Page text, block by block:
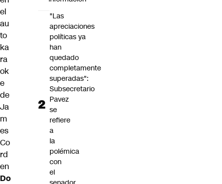
el
au
to
ka
ra
ok
e
de
Ja
m
es
Co
rd
en
Do
"Las
apreciaciones
políticas ya
han
quedado
completamente
superadas":
Subsecretario
Pavez
se
refiere
a
la
polémica
con
el